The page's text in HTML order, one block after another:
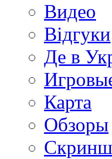
Видео
Відгуки
Де в
Карта
Обзоры